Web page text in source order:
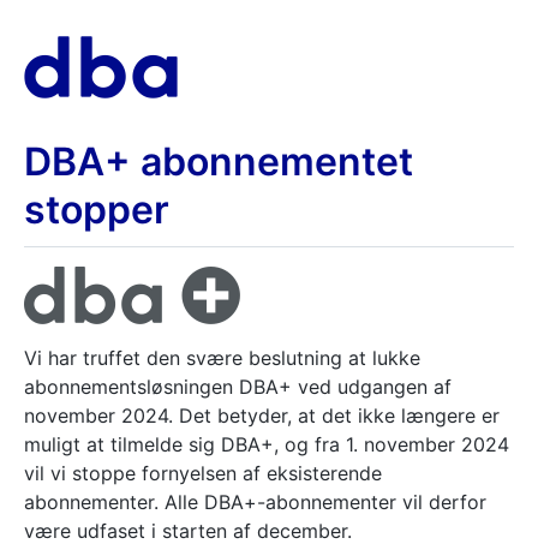
DBA+ abonnementet
stopper
Vi har truffet den svære beslutning at lukke
abonnementsløsningen DBA+ ved udgangen af
november 2024. Det betyder, at det ikke længere er
muligt at tilmelde sig DBA+, og fra 1. november 2024
vil vi stoppe fornyelsen af eksisterende
abonnementer. Alle DBA+-abonnementer vil derfor
være udfaset i starten af december.